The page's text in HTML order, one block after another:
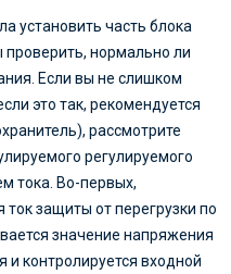
установить часть блока
проверить, нормально ли
Если вы не слишком
это так, рекомендуется
рассмотрите
регулируемого
тока. Во-первых,
ток защиты от перегрузки по
значение напряжения
и контролируется входной